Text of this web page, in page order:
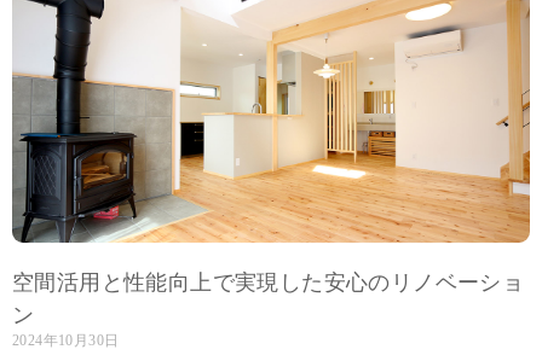
空間活用と性能向上で実現した安心のリノベーショ
ン
2024年10月30日